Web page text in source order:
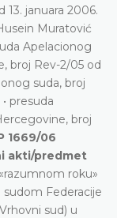
januara 2006.
Muratović
Apelacionog
broj Rev-2/05 od
suda, broj
presuda
broj
1669/06
akti/predmet
roku»
Federacije
sud) u